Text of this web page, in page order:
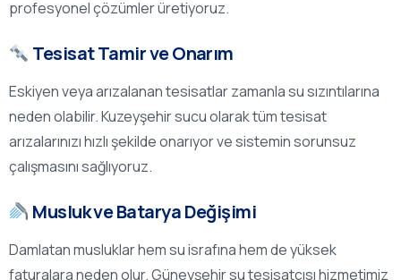
profesyonel çözümler üretiyoruz.
Tesisat Tamir ve Onarım
Eskiyen veya arızalanan tesisatlar zamanla su sızıntılarına
neden olabilir. Kuzeyşehir sucu olarak tüm tesisat
arızalarınızı hızlı şekilde onarıyor ve sistemin sorunsuz
çalışmasını sağlıyoruz.
Musluk ve Batarya Değişimi
Damlatan musluklar hem su israfına hem de yüksek
faturalara neden olur. Güneyşehir su tesisatçısı hizmetimiz